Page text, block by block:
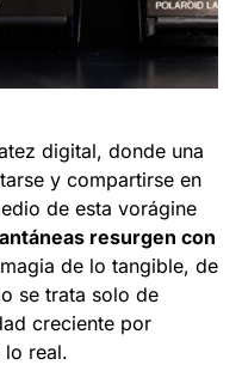
digital, donde una
y compartirse en
de esta vorágine
resurgen con
de lo tangible, de
se trata solo de
creciente por
lo real.